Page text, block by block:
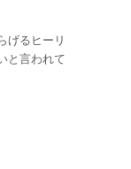
げるヒーリ
と言われて